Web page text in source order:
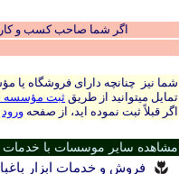
اگر شما صاحب کسب و کار
شما نیز چنانچه دارای فروشگاه یا
تمایل میتوانید از طریقثبت مؤسسه
اگر قبلاً ثبت نموده اید، از صفحه ورود
مشاهده سایر موسسات با خدمات
فروش و خدمات ابزار